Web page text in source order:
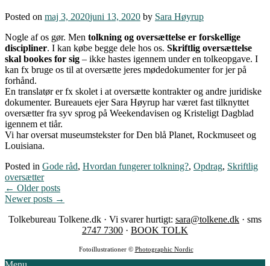
Posted on maj 3, 2020juni 13, 2020 by Sara Høyrup
Nogle af os gør. Men tolkning og oversættelse er forskellige
discipliner. I kan købe begge dele hos os. Skriftlig oversættelse
skal bookes for sig – ikke hastes igennem under en tolkeopgave. I
kan fx bruge os til at oversætte jeres mødedokumenter for jer på
forhånd.
En translatør er fx skolet i at oversætte kontrakter og andre juridiske
dokumenter. Bureauets ejer Sara Høyrup har været fast tilknyttet
oversætter fra syv sprog på Weekendavisen og Kristeligt Dagblad
igennem et tiår.
Vi har oversat museumstekster for Den blå Planet, Rockmuseet og
Louisiana.
Posted in Gode råd, Hvordan fungerer tolkning?, Opdrag, Skriftlig
oversætter
Posts
navigation
← Older posts
Newer posts →
Tolkebureau Tolkene.dk · Vi svarer hurtigt: sara@tolkene.dk · sms
2747 7300 · BOOK TOLK
Fotoillustrationer © Photographic Nordic